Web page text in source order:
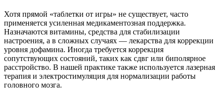
Хотя прямой «таблетки от игры» не существует, часто
применяется усиленная медикаментозная поддержка.
Назначаются витамины, средства для стабилизации
настроения, а в сложных случаях — лекарства для коррекции
уровня дофамина. Иногда требуется коррекция
сопутствующих состояний, таких как сдвг или биполярное
расстройство. В нашей практике также используется лазерная
терапия и электростимуляция для нормализации работы
головного мозга.